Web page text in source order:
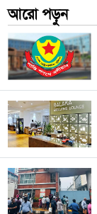
আরো পড়ুন